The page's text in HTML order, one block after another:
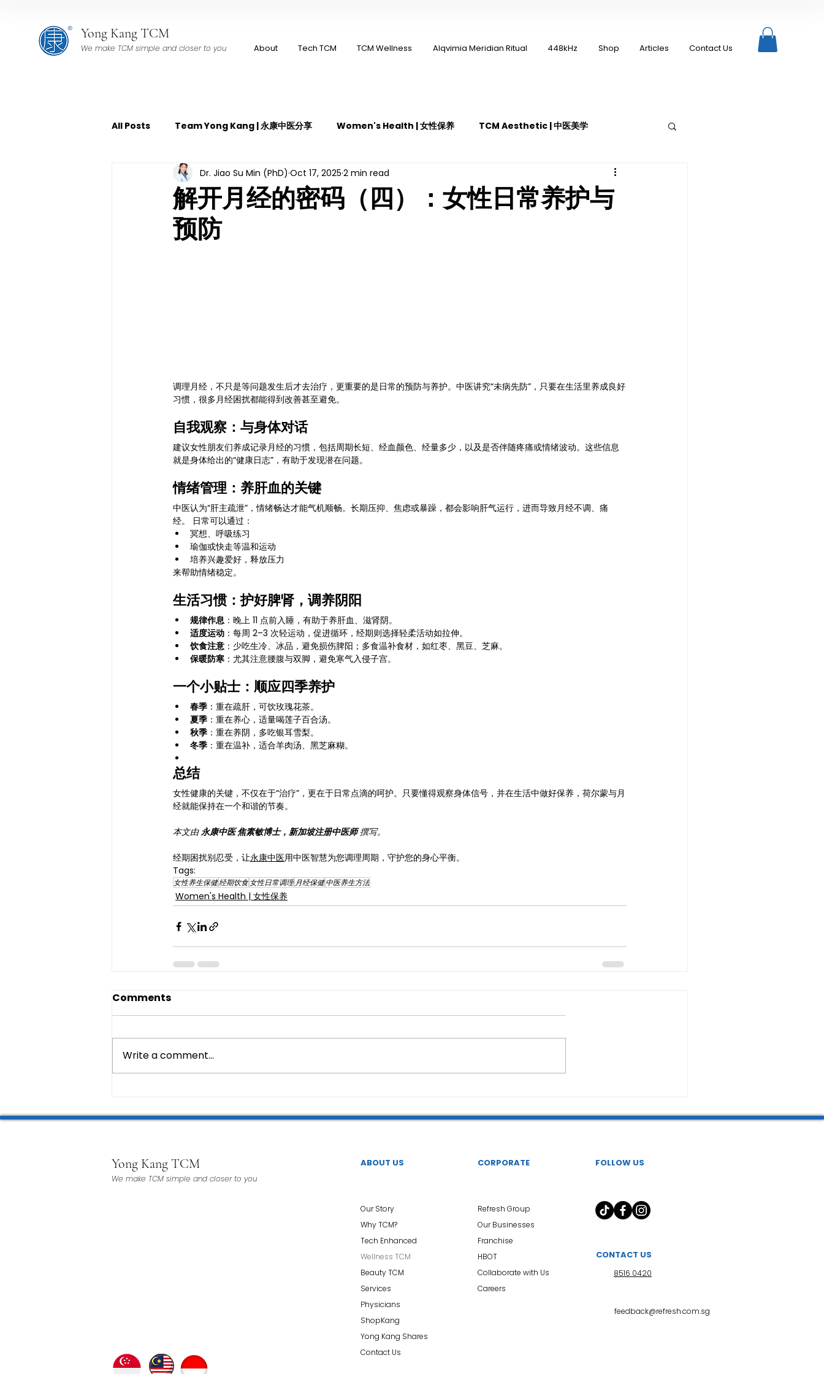
Yong Kang TCM
We make TCM simple and closer to you About Tech TCM TCM Wellness Alqvimia Meridian Ritual 448kHz Shop Articles Contact Us
All Posts Team Yong Kang | 永康中医分享 Women's Health | 女性保养 TCM Aesthetic | 中医美学
TCM Pain Management | 中医疼痛管理 TCM Dietary | 中医饮食
TCM Acoustic Wave Therapy | 中医冲击波疗法
FAWT l 聚焦式冲击波 BTL Spinal Decompression l 脊椎解压
解开月经的密码（四）：女性日常养护与
预防
Dr. Jiao Su Min (PhD) Oct 17, 2025 2 min read
调理月经，不只是等问题发生后才去治疗，更重要的是日常的预防与养护。中医讲究“未病先防”，只要在生活里养成良好
习惯，很多月经困扰都能得到改善甚至避免。
自我观察：与身体对话
建议女性朋友们养成记录月经的习惯，包括周期长短、经血颜色、经量多少，以及是否伴随疼痛或情绪波动。这些信息
就是身体给出的“健康日志”，有助于发现潜在问题。
情绪管理：养肝血的关键
中医认为“肝主疏泄”，情绪畅达才能气机顺畅。长期压抑、焦虑或暴躁，都会影响肝气运行，进而导致月经不调、痛
经。 日常可以通过：
冥想、呼吸练习
瑜伽或快走等温和运动
培养兴趣爱好，释放压力
来帮助情绪稳定。
生活习惯：护好脾肾，调养阴阳
规律作息 ：晚上 11 点前入睡，有助于养肝血、滋肾阴。
适度运动 ：每周 2–3 次轻运动，促进循环，经期则选择轻柔活动如拉伸。
饮食注意 ：少吃生冷、冰品，避免损伤脾阳；多食温补食材，如红枣、黑豆、芝麻。
保暖防寒 ：尤其注意腰腹与双脚，避免寒气入侵子宫。
一个小贴士：顺应四季养护
春季 ：重在疏肝，可饮玫瑰花茶。
夏季 ：重在养心，适量喝莲子百合汤。
秋季 ：重在养阴，多吃银耳雪梨。
冬季 ：重在温补，适合羊肉汤、黑芝麻糊。
总结
女性健康的关键，不仅在于“治疗”，更在于日常点滴的呵护。只要懂得观察身体信号，并在生活中做好保养，荷尔蒙与月
经就能保持在一个和谐的节奏。
本文由 永康中医 焦素敏博士，新加坡注册中医师 撰写。
经期困扰别忍受，让永康中医用中医智慧为您调理周期，守护您的身心平衡。
Tags:
女性养生保健经期饮食女性日常调理 月经保健中医养生方法
Women's Health | 女性保养
Comments
Write a comment...
Yong Kang TCM
We make TCM simple and closer to you
ABOUT US CORPORATE FOLLOW US
Our Story
Why TCM?
Tech Enhanced
Wellness TCM
Beauty TCM
Services
Physicians
ShopKang
Yong Kang Shares
Contact Us
Refresh Group
Our Businesses
Franchise
HBOT
Collaborate with Us
Careers
CONTACT US
8516 0420
feedback@refresh.com.sg